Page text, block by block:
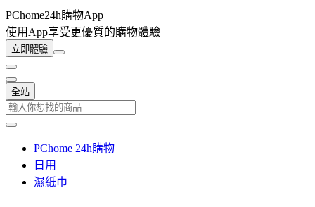
PChome24h購物App
使用App享受更優質的購物體驗
立即體驗
全站
PChome 24h購物
日用
濕紙巾